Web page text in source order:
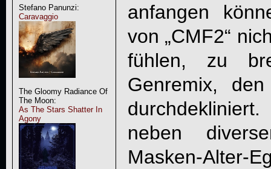
Stefano Panunzi:
Caravaggio
The Gloomy Radiance Of
The Moon:
As The Stars Shatter In
Agony
anfangen
von „CMF2“
fühlen, zu
Genremix,
neben
Masken-Alter-